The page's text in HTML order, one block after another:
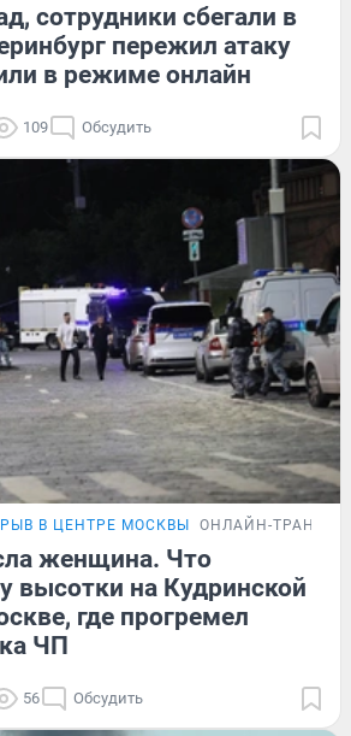
сотрудники сбегали в
пережил атаку
в режиме онлайн
109 Обсудить
В ЦЕНТРЕ МОСКВЫ ОНЛАЙН-
женщина. Что
высотки на Кудринской
где прогремел
ЧП
56 Обсудить